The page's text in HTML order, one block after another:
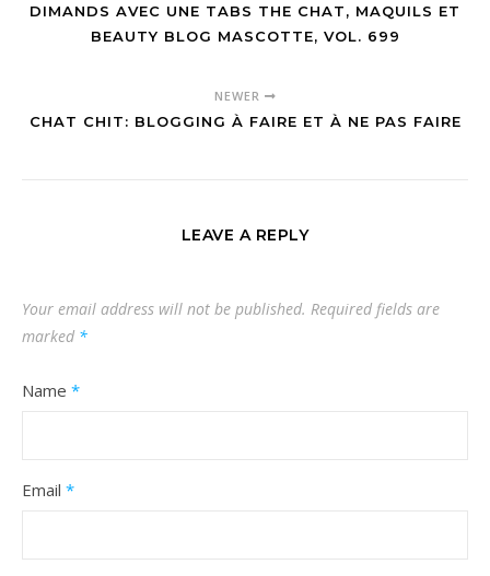
DIMANDS AVEC UNE TABS THE CHAT, MAQUILS ET
BEAUTY BLOG MASCOTTE, VOL. 699
NEWER
CHAT CHIT: BLOGGING À FAIRE ET À NE PAS FAIRE
LEAVE A REPLY
Your email address will not be published. Required fields are
marked *
Name *
Email *